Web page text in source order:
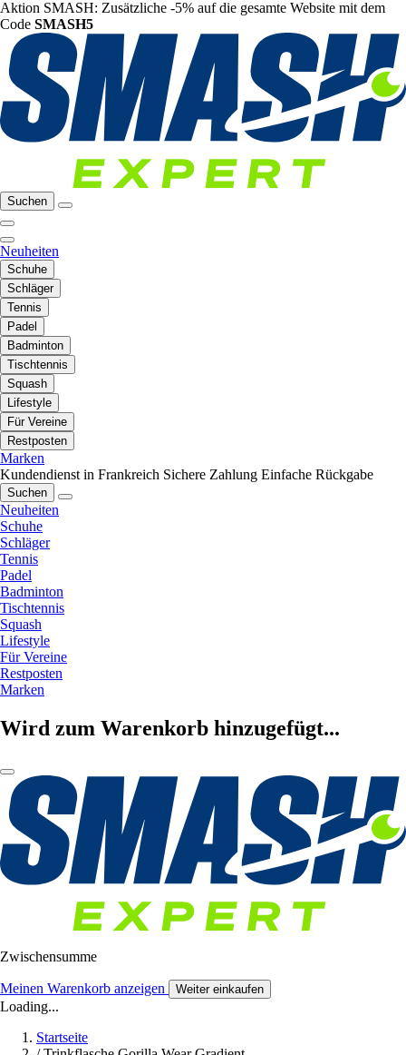
Aktion SMASH: Zusätzliche -5% auf die gesamte Website mit dem
Code SMASH5
Suchen
Neuheiten
Schuhe
Schläger
Tennis
Padel
Badminton
Tischtennis
Squash
Lifestyle
Für Vereine
Restposten
Marken
Kundendienst in Frankreich Sichere Zahlung Einfache Rückgabe
Suchen
Neuheiten
Schuhe
Schläger
Tennis
Padel
Badminton
Tischtennis
Squash
Lifestyle
Für Vereine
Restposten
Marken
Wird zum Warenkorb hinzugefügt...
Zwischensumme
Meinen Warenkorb anzeigen Weiter einkaufen
Loading...
Startseite